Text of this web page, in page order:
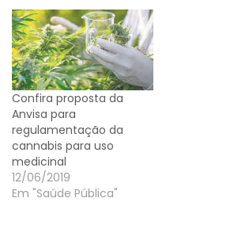
Confira proposta da
Anvisa para
regulamentação da
cannabis para uso
medicinal
12/06/2019
Em "Saúde Pública"